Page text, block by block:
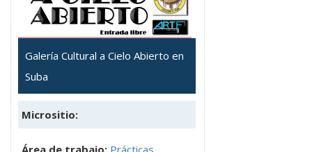
Galería Cultural a Cielo Abierto en
Suba
Micrositio: